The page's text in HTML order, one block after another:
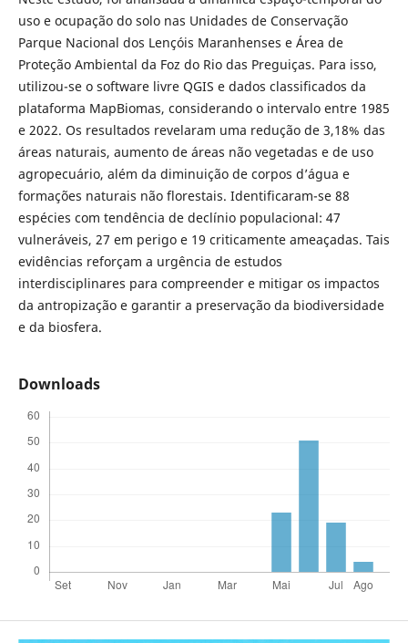
uso e ocupação do solo nas Unidades de Conservação
Parque Nacional dos Lençóis Maranhenses e Área de
Proteção Ambiental da Foz do Rio das Preguiças. Para isso,
utilizou-se o software livre QGIS e dados classificados da
plataforma MapBiomas, considerando o intervalo entre 1985
e 2022. Os resultados revelaram uma redução de 3,18% das
áreas naturais, aumento de áreas não vegetadas e de uso
agropecuário, além da diminuição de corpos d’água e
formações naturais não florestais. Identificaram-se 88
espécies com tendência de declínio populacional: 47
vulneráveis, 27 em perigo e 19 criticamente ameaçadas. Tais
evidências reforçam a urgência de estudos
interdisciplinares para compreender e mitigar os impactos
da antropização e garantir a preservação da biodiversidade
e da biosfera.
Downloads